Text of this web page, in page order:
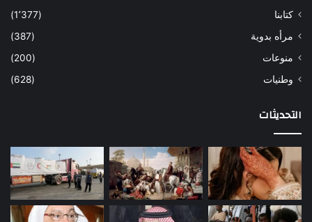
كتابنا
(1٬377)
مرأه بدوية
(387)
منوعات
(200)
وطنيات
(628)
التحديثات